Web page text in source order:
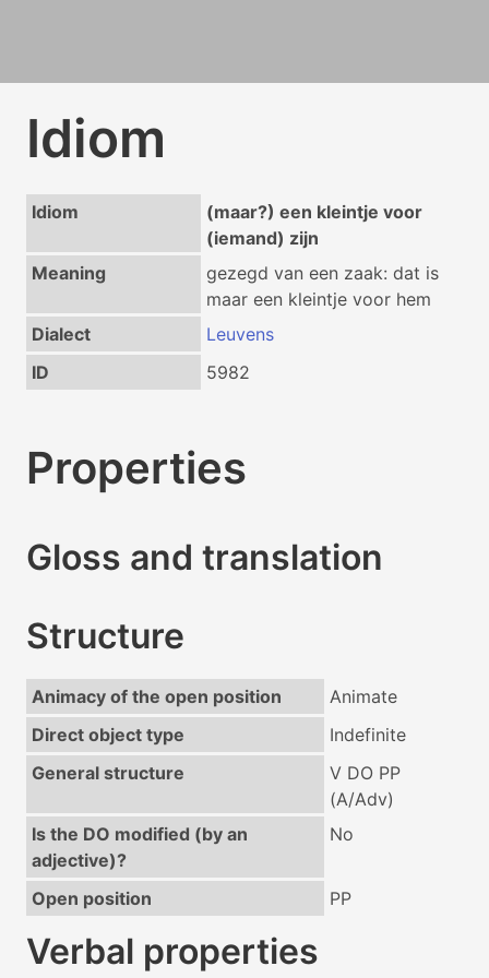
Idiom
Idiom
(maar?) een kleintje voor
(iemand) zijn
Meaning
gezegd van een zaak: dat is
maar een kleintje voor hem
Dialect
Leuvens
ID
5982
Properties
Gloss and translation
Structure
Animacy of the open position
Animate
Direct object type
Indefinite
General structure
V DO PP
(A/Adv)
Is the DO modified (by an
adjective)?
No
Open position PP
Verbal properties